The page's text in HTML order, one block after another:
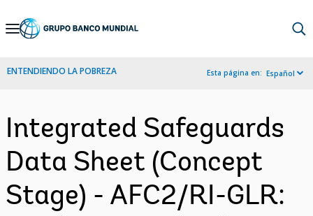
Skip
Navigation
ENTENDIENDO LA POBREZA Esta página en: Español
Integrated Safeguards
Data Sheet (Concept
Stage) - AFC2/RI-GLR: